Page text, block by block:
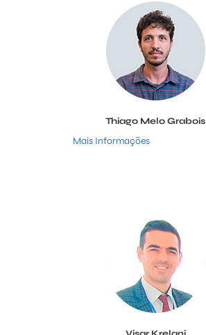
Thiago Melo Grabois
Mais Informações